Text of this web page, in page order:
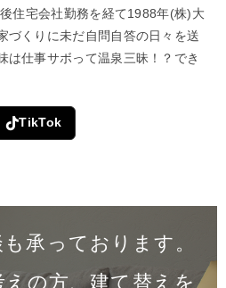
住宅会社勤務を経て1988年(株)大
づくりに未だ自問自答の日々を送
は仕事サボって温泉三昧！？でき
TikTok
承っております。
の方、建て替えを